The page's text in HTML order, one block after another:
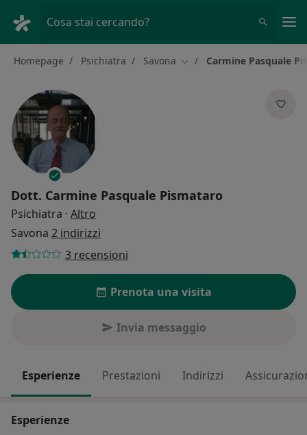
Cosa stai cercando?
Homepage Psichiatra Savona Cambia città
Carmine Pasquale
Dott. Carmine Pasquale Pismataro
Psichiatra · Altro
Savona 2 indirizzi
3 recensioni
Prenota una visita
Invia messaggio
Esperienze Prestazioni Indirizzi
Esperienze